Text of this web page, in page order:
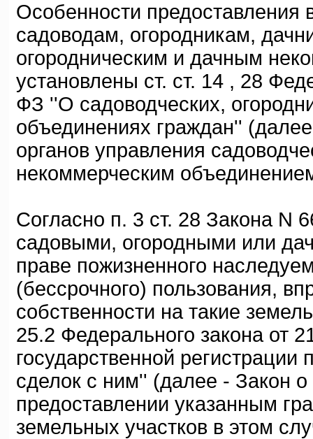
Особенности предоставления
садоводам, огородникам,
огородническим и дачным
установлены ст. ст. 14 , 28
ФЗ ''О садоводческих,
объединениях граждан''
органов управления
некоммерческим
Согласно п. 3 ст. 28 Закона
садовыми, огородными или
праве пожизненного
(бессрочного) пользования,
собственности на такие
25.2 Федерального закона от
государственной
сделок с ним'' (далее - Закон
предоставлении указанным
земельных участков в этом